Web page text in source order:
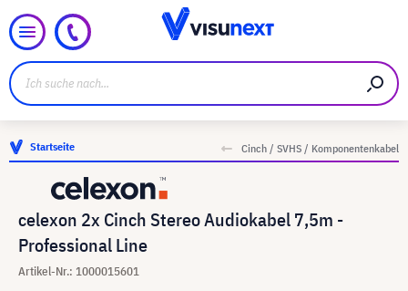
Startseite Cinch / SVHS / Komponentenkabel
celexon 2x Cinch Stereo Audiokabel 7,5m -
Professional Line
Artikel-Nr.: 1000015601